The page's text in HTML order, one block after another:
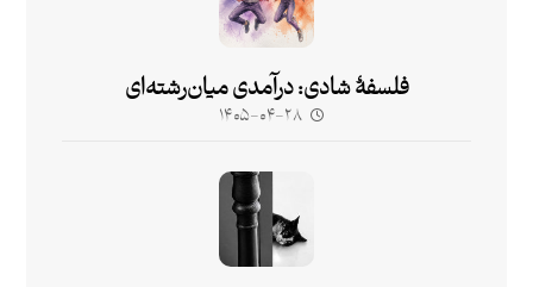
فلسفۀ شادی: درآمدی میان‌رشته‌ای
۱۴۰۵-۰۴-۲۸